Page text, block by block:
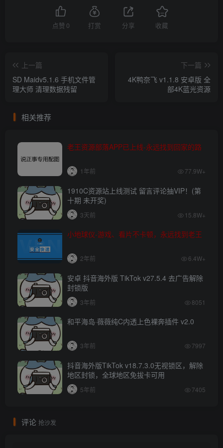
点赞 0 打赏 分享 收藏
上一篇
SD Maidv5.1.6 手机文件管
理大师 清理数据残留
下一篇
4K鸭奈飞 v1.1.8 安卓版 全
部4K蓝光资源
相关推荐
老王资源部落APP已上线-永远找到回家的路
1年前 77.9W+
1910C资源站上线测试 留言评论抽VIP！(第
十期 未开奖)
3天前 15.8W+
小地球仪-游戏、看片不卡顿，永远找到老王
2年前 6.4W+
安卓 抖音海外版 TikTok v27.5.4 去广告解除
封锁版
3年前 8051
和平海岛·薇薇纯C内透上色裸奔插件 v2.0
3年前 7997
抖音海外版TikTok v18.7.3.0无视锁区，解除
地区封锁，全球地区免拔卡可用
5年前 7405
评论 抢沙发